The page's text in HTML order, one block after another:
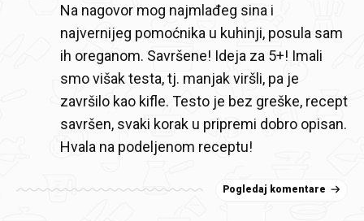
Na nagovor mog najmlađeg sina i
najvernijeg pomoćnika u kuhinji, posula sam
ih oreganom. Savršene! Ideja za 5+! Imali
smo višak testa, tj. manjak viršli, pa je
završilo kao kifle. Testo je bez greške, recept
savršen, svaki korak u pripremi dobro opisan.
Hvala na podeljenom receptu!
Pogledaj komentare